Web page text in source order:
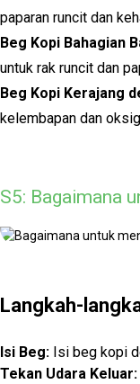
paparan runcit dan
Beg Kopi Bahagian
untuk rak runcit dan
Beg Kopi Kerajang
kelembapan dan
S5: Bagaimana
Langkah-
Isi Beg: Isi beg kopi
Tekan Udara Keluar: